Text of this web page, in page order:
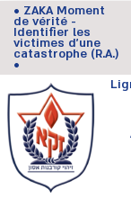
• ZAKA Moment
de vérité -
Identifier les
victimes d'une
catastrophe (R.A.)
•